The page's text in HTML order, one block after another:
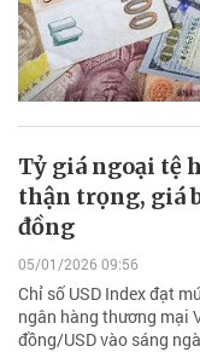
Tỷ giá ngoại tệ
thận trọng, giá
đồng
05/01/2026 09:56
Chỉ số USD Index đạt
ngân hàng thương mại
đồng/USD vào sáng